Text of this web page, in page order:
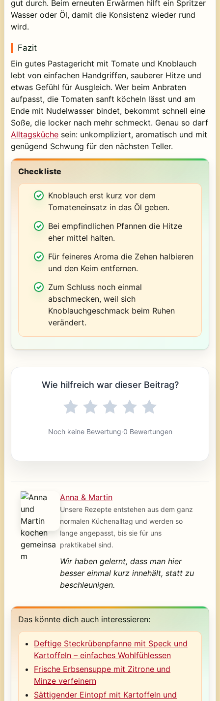
gut durch. Beim erneuten Erwärmen hilft ein Spritzer
Wasser oder Öl, damit die Konsistenz wieder rund
wird.
Fazit
Ein gutes Pastagericht mit Tomate und Knoblauch
lebt von einfachen Handgriffen, sauberer Hitze und
etwas Gefühl für Ausgleich. Wer beim Anbraten
aufpasst, die Tomaten sanft köcheln lässt und am
Ende mit Nudelwasser bindet, bekommt schnell eine
Soße, die locker nach mehr schmeckt. Genau so darf
Alltagsküche sein: unkompliziert, aromatisch und mit
genügend Schwung für den nächsten Teller.
Checkliste
Knoblauch erst kurz vor dem
Tomateneinsatz in das Öl geben.
Bei empfindlichen Pfannen die Hitze
eher mittel halten.
Für feineres Aroma die Zehen halbieren
und den Keim entfernen.
Zum Schluss noch einmal
abschmecken, weil sich
Knoblauchgeschmack beim Ruhen
verändert.
Wie hilfreich war dieser Beitrag?
Noch keine Bewertung·0 Bewertungen
Anna & Martin
Unsere Rezepte entstehen aus dem ganz
normalen Küchenalltag und werden so
lange angepasst, bis sie für uns
praktikabel sind.
Wir haben gelernt, dass man hier
besser einmal kurz innehält, statt zu
beschleunigen.
Das könnte dich auch interessieren:
Deftige Steckrübenpfanne mit Speck und
Kartoffeln – einfaches Wohlfühlessen
Frische Erbsensuppe mit Zitrone und
Minze verfeinern
Sättigender Eintopf mit Kartoffeln und